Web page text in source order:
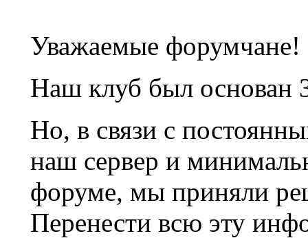
Уважаемые форумчане!
Наш клуб был основан
Но, в связи с
наш сервер и
форуме, мы приняли
Перенести всю эту